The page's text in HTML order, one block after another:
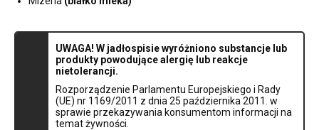
UWAGA! W jadłospisie wyróżniono substancje lub
produkty powodujące alergię lub reakcje
nietolerancji.
Rozporządzenie Parlamentu Europejskiego i Rady
(UE) nr 1169/2011 z dnia 25 października 2011. w
sprawie przekazywania konsumentom informacji na
temat żywności.